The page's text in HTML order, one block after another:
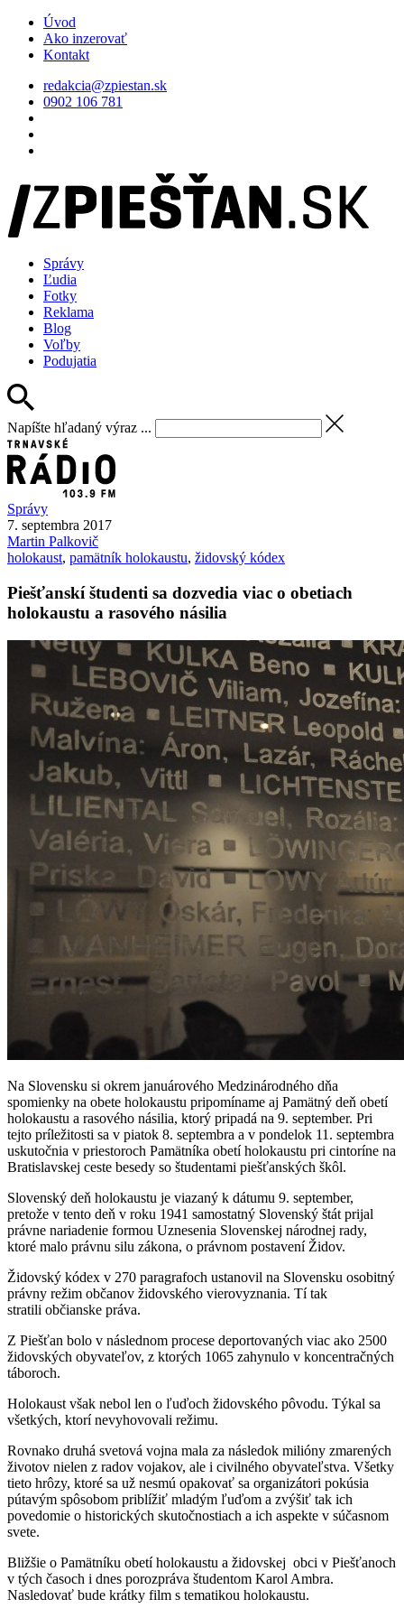
Úvod
Ako inzerovať
Kontakt
redakcia@zpiestan.sk
0902 106 781
Správy
Ľudia
Fotky
Reklama
Blog
Voľby
Podujatia
Napíšte hľadaný výraz ...
Správy
7. septembra 2017
Martin Palkovič
holokaust, pamätník holokaustu, židovský kódex
Piešťanskí študenti sa dozvedia viac o obetiach
holokaustu a rasového násilia
Na Slovensku si okrem januárového Medzinárodného dňa
spomienky na obete holokaustu pripomíname aj Pamätný deň obetí
holokaustu a rasového násilia, ktorý pripadá na 9. september. Pri
tejto príležitosti sa v piatok 8. septembra a v pondelok 11. septembra
uskutočnia v priestoroch Pamätníka obetí holokaustu pri cintoríne na
Bratislavskej ceste besedy so študentami piešťanských škôl.
Slovenský deň holokaustu je viazaný k dátumu 9. september,
pretože v tento deň v roku 1941 samostatný Slovenský štát prijal
právne nariadenie formou Uznesenia Slovenskej národnej rady,
ktoré malo právnu silu zákona, o právnom postavení Židov.
Židovský kódex v 270 paragrafoch ustanovil na Slovensku osobitný
právny režim občanov židovského vierovyznania. Tí tak
stratili občianske práva.
Z Piešťan bolo v následnom procese deportovaných viac ako 2500
židovských obyvateľov, z ktorých 1065 zahynulo v koncentračných
táboroch.
Holokaust však nebol len o ľuďoch židovského pôvodu. Týkal sa
všetkých, ktorí nevyhovovali režimu.
Rovnako druhá svetová vojna mala za následok milióny zmarených
životov nielen z radov vojakov, ale i civilného obyvateľstva. Všetky
tieto hrôzy, ktoré sa už nesmú opakovať sa organizátori pokúsia
pútavým spôsobom priblížiť mladým ľuďom a zvýšiť tak ich
povedomie o historických skutočnostiach a ich aspekte v súčasnom
svete.
Bližšie o Pamätníku obetí holokaustu a židovskej obci v Piešťanoch
v tých časoch i dnes porozpráva študentom Karol Ambra.
Nasledovať bude krátky film s tematikou holokaustu.